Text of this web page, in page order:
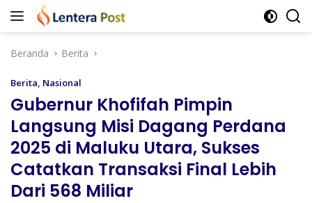
Langsung
Beranda
Berita
Berita, Nasional
Gubernur Khofifah Pimpin
Langsung Misi Dagang Perdana
2025 di Maluku Utara, Sukses
Catatkan Transaksi Final Lebih
Dari 568 Miliar